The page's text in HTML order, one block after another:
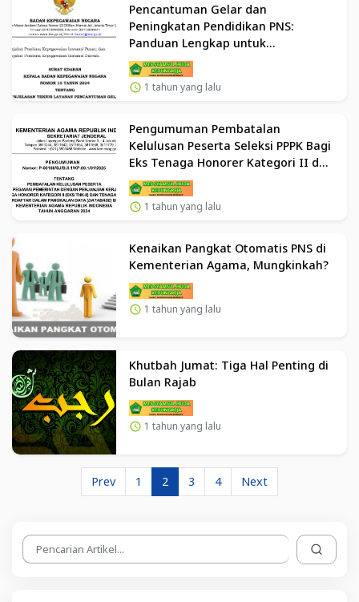
Pencantuman Gelar dan
Peningkatan Pendidikan PNS:
Panduan Lengkap untuk
Pengelolaan Karier ASN
1 tahun yang lalu
Pengumuman Pembatalan
Kelulusan Peserta Seleksi PPPK Bagi
Eks Tenaga Honorer Kategori II dan
Tenaga Non ASN yang Terdaftar
dalam Database BKN
1 tahun yang lalu
Kenaikan Pangkat Otomatis PNS di
Kementerian Agama, Mungkinkah?
1 tahun yang lalu
Khutbah Jumat: Tiga Hal Penting di
Bulan Rajab
1 tahun yang lalu
Prev 1 2 3 4 Next